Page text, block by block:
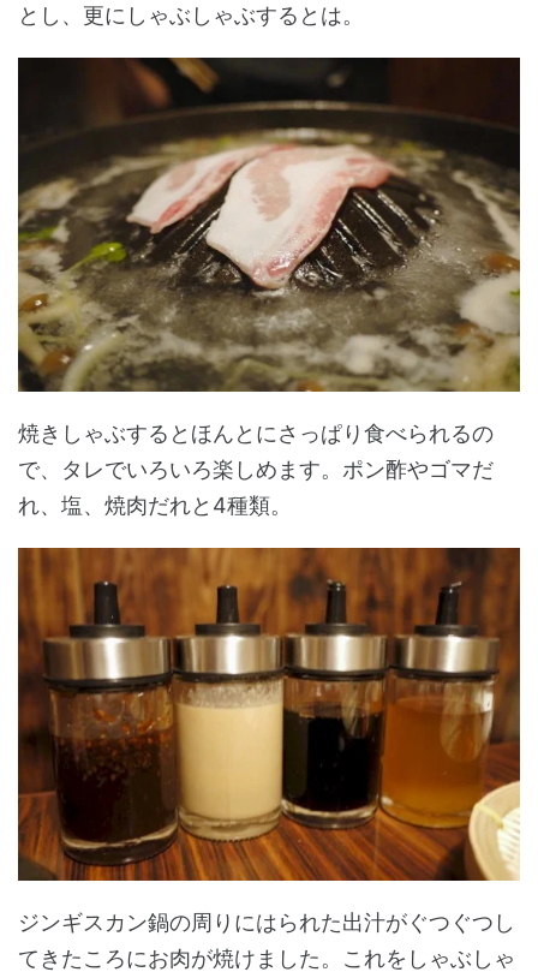
とし、更にしゃぶしゃぶするとは。
焼きしゃぶするとほんとにさっぱり食べられるの
で、タレでいろいろ楽しめます。ポン酢やゴマだ
れ、塩、焼肉だれと4種類。
ジンギスカン鍋の周りにはられた出汁がぐつぐつし
てきたころにお肉が焼けました。これをしゃぶしゃ